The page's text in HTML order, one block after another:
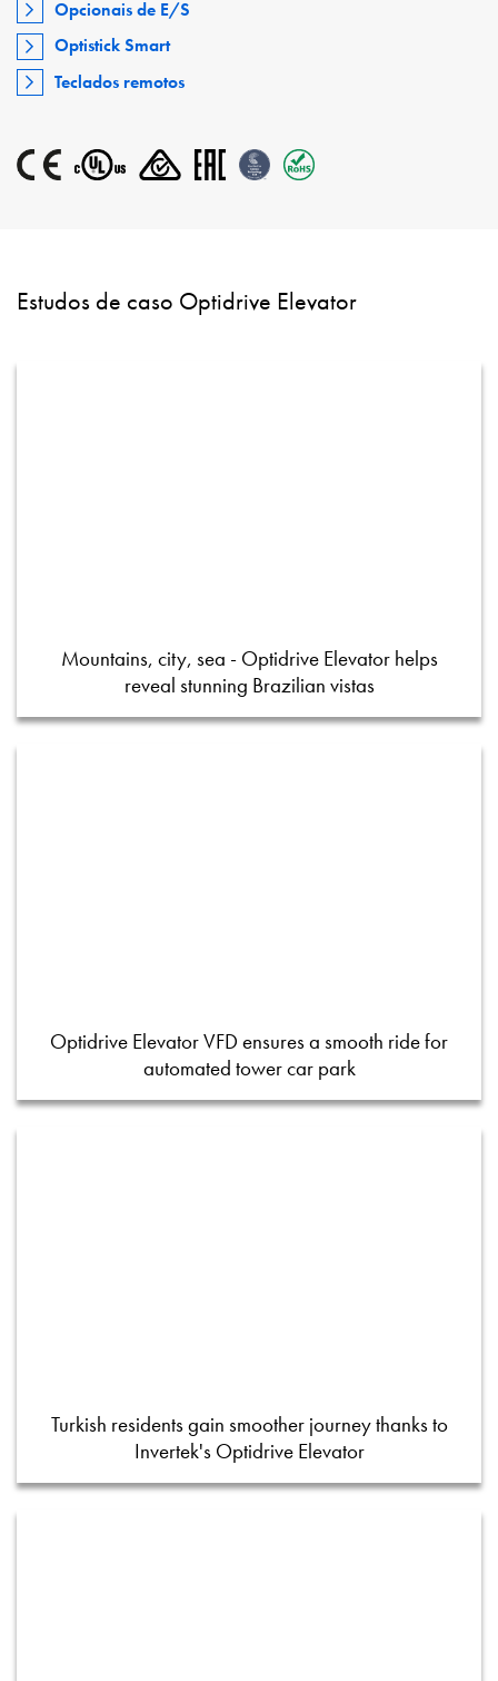
Opcionais de E/S
Optistick Smart
Teclados remotos
Estudos de caso Optidrive Elevator
Mountains, city, sea - Optidrive Elevator helps
reveal stunning Brazilian vistas
Optidrive Elevator VFD ensures a smooth ride for
automated tower car park
Turkish residents gain smoother journey thanks to
Invertek's Optidrive Elevator